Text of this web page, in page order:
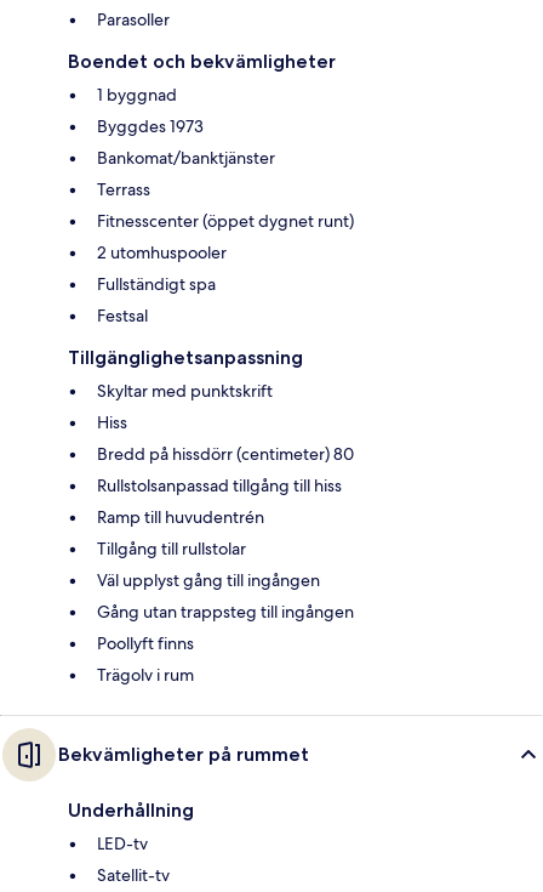
Parasoller
Boendet och bekvämligheter
1 byggnad
Byggdes 1973
Bankomat/banktjänster
Terrass
Fitnesscenter (öppet dygnet runt)
2 utomhuspooler
Fullständigt spa
Festsal
Tillgänglighetsanpassning
Skyltar med punktskrift
Hiss
Bredd på hissdörr (centimeter) 80
Rullstolsanpassad tillgång till hiss
Ramp till huvudentrén
Tillgång till rullstolar
Väl upplyst gång till ingången
Gång utan trappsteg till ingången
Poollyft finns
Trägolv i rum
Bekvämligheter på rummet
Underhållning
LED-tv
Satellit-tv